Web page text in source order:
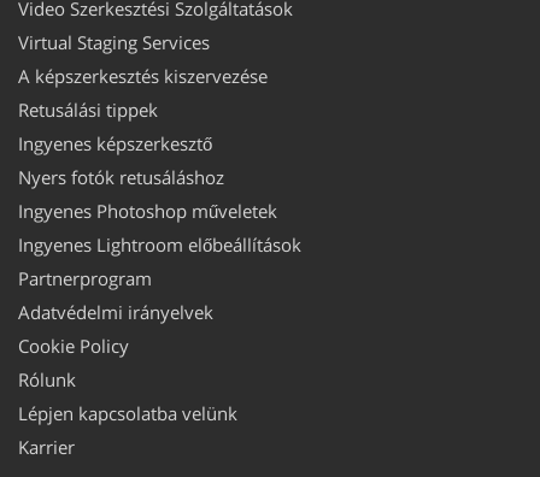
Video Szerkesztési Szolgáltatások
Virtual Staging Services
A képszerkesztés kiszervezése
Retusálási tippek
Ingyenes képszerkesztő
Nyers fotók retusáláshoz
Ingyenes Photoshop műveletek
Ingyenes Lightroom előbeállítások
Partnerprogram
Adatvédelmi irányelvek
Cookie Policy
Rólunk
Lépjen kapcsolatba velünk
Karrier